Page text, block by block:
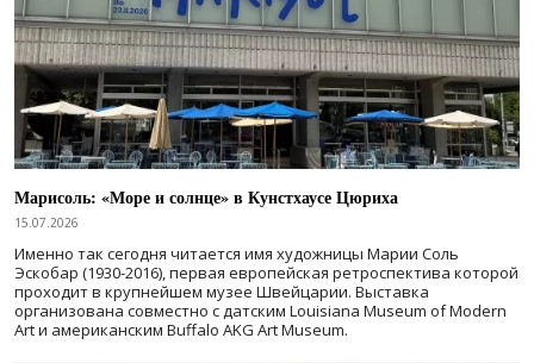
Марисоль: «Море и солнце» в Кунстхаусе Цюриха
15.07.2026
Именно так сегодня читается имя художницы Марии Соль
Эскобар (1930-2016), первая европейская ретроспектива которой
проходит в крупнейшем музее Швейцарии. Выставка
организована совместно с датским Louisiana Museum of Modern
Art и американским Buffalo AKG Art Museum.